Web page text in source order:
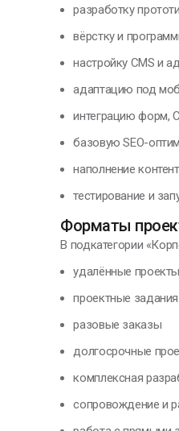
разработку
вёрстку и
настройку CMS и
адаптацию под
интеграцию форм,
базовую SEO-
наполнение
тестирование и
Форматы
В подкатегории
удалённые проекты
проектные задания
разовые заказы
долгосрочные
комплексная
сопровождение и